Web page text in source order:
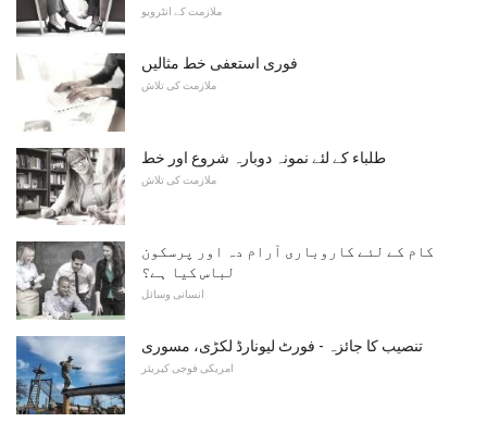
ملازمت کے انٹرویو
فوری استعفی خط مثالیں
ملازمت کی تلاش
طلباء کے لئے نمونہ دوبارہ شروع اور خط
ملازمت کی تلاش
کام کے لئے کاروباری آرام دہ اور پرسکون
لباس کیا ہے؟
انسانی وسائل
تنصیب کا جائزہ - فورٹ لیونارڈ لکڑی، مسوری
امریکی فوجی کیریئر